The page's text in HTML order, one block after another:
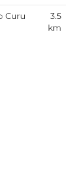
Curu
3.5
km